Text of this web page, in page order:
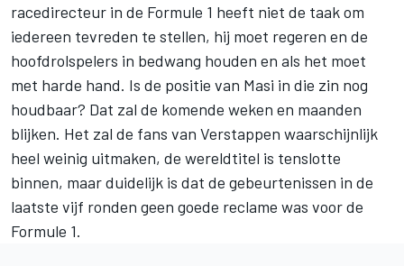
racedirecteur in de Formule 1 heeft niet de taak om
iedereen tevreden te stellen, hij moet regeren en de
hoofdrolspelers in bedwang houden en als het moet
met harde hand. Is de positie van Masi in die zin nog
houdbaar? Dat zal de komende weken en maanden
blijken. Het zal de fans van Verstappen waarschijnlijk
heel weinig uitmaken, de wereldtitel is tenslotte
binnen, maar duidelijk is dat de gebeurtenissen in de
laatste vijf ronden geen goede reclame was voor de
Formule 1.